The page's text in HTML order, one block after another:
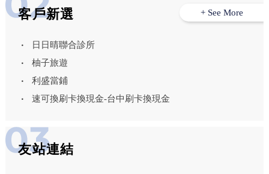
客戶新選
日日晴聯合診所
柚子旅遊
利盛當鋪
速可換刷卡換現金-台中刷卡換現金
+ See More
友站連結